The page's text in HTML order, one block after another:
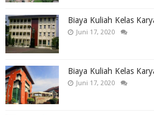
Biaya Kuliah Kelas
Juni 17, 2020
Biaya Kuliah Kelas
Juni 17, 2020